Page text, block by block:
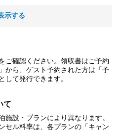
ト）
（プライベート）
示する
ご確認ください。領収書はご予約
から、ゲスト予約された方は「予
して発行できます。
て
施設・プランにより異なります。
セル料率は、各プランの「キャン